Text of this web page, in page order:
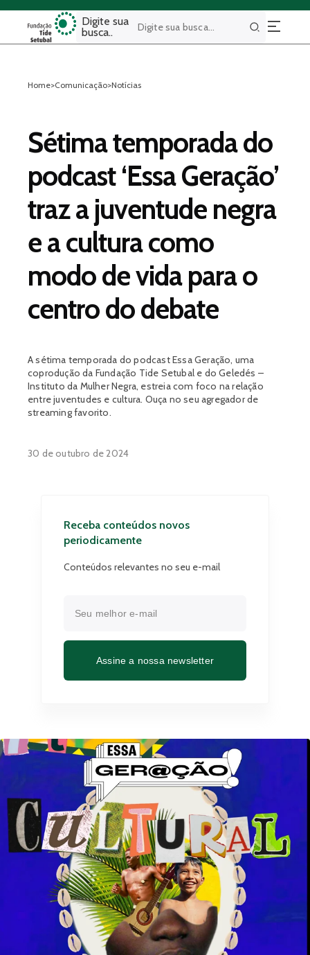
Digite sua
busca..
Buscar
Home>Comunicação>Notícias
Sétima temporada do
podcast ‘Essa Geração’
traz a juventude negra
e a cultura como
modo de vida para o
centro do debate
A sétima temporada do podcast Essa Geração, uma
coprodução da Fundação Tide Setubal e do Geledés –
Instituto da Mulher Negra, estreia com foco na relação
entre juventudes e cultura. Ouça no seu agregador de
streaming favorito.
30 de outubro de 2024
Receba conteúdos novos
periodicamente
Conteúdos relevantes no seu e-mail
Assine a nossa newsletter